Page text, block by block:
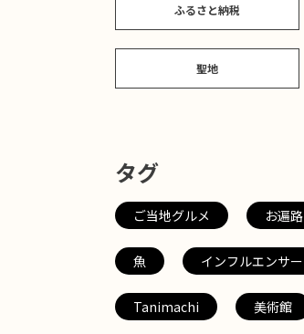
ふるさと納税
聖地
タグ
ご当地グルメ お遍路
魚 インフルエンサー
Tanimachi 美術館